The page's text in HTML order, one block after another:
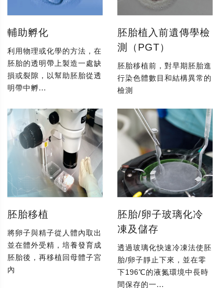
輔助孵化
利用物理或化學的方法，在
胚胎的透明帶上製造一處缺
損或裂隙，以幫助胚胎從透
明帶中孵...
胚胎植入前遺傳學檢
測（PGT）
胚胎移植前，對早期胚胎進
行染色體數目和結構異常的
檢測
胚胎移植
將卵子與精子從人體內取出
並在體外受精，培養發育成
胚胎後，再移植回母體子宮
內
胚胎/卵子玻璃化冷
凍及儲存
透過玻璃化快速冷凍法使胚
胎/卵子靜止下來，並在零
下196℃的液氮環境中長時
間保存的一...